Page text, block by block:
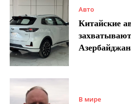
Авто
Китайские
В мире